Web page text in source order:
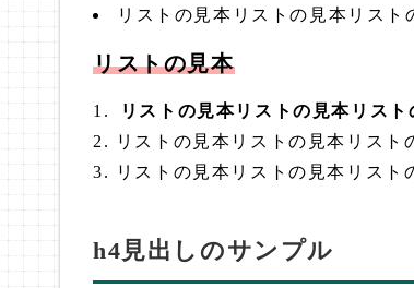
リストの見本リストの見本リスト
リストの見本
リストの見本リストの見本リスト
リストの見本リストの見本リスト
リストの見本リストの見本リスト
h4見出しのサンプル